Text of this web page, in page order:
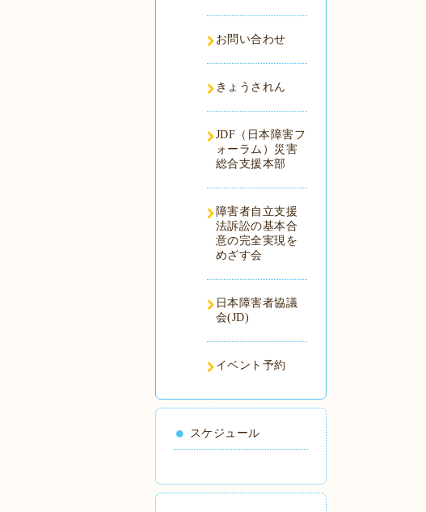
お問い合わせ
きょうされん
JDF（日本障害フ
ォーラム）災害
総合支援本部
障害者自立支援
法訴訟の基本合
意の完全実現を
めざす会
日本障害者協議
会(JD)
イベント予約
スケジュール